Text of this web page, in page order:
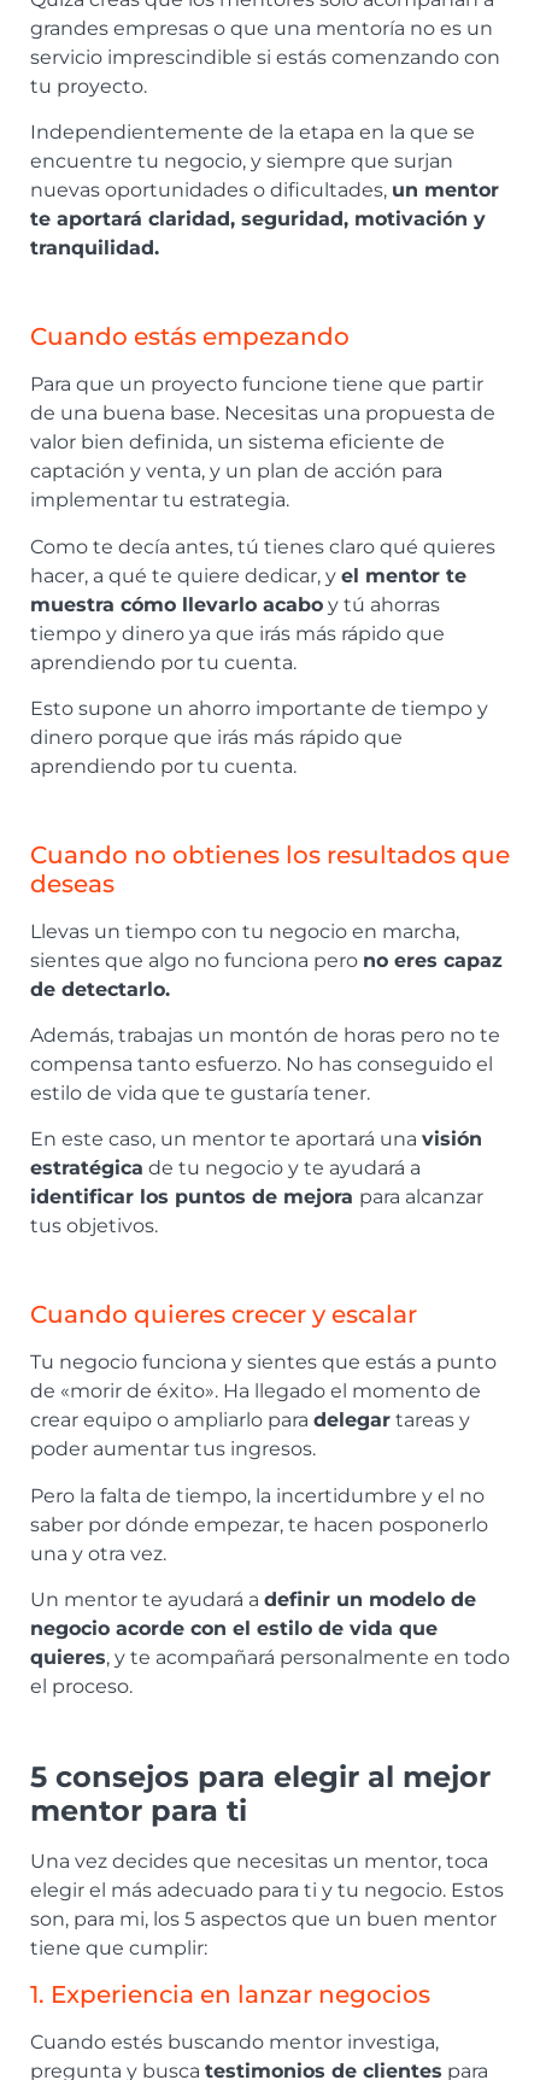
grandes empresas o que una mentoría no es un
servicio imprescindible si estás comenzando con
tu proyecto.
Independientemente de la etapa en la que se
encuentre tu negocio, y siempre que surjan
nuevas oportunidades o dificultades, un mentor
te aportará claridad, seguridad, motivación y
tranquilidad.
Cuando estás empezando
Para que un proyecto funcione tiene que partir
de una buena base. Necesitas una propuesta de
valor bien definida, un sistema eficiente de
captación y venta, y un plan de acción para
implementar tu estrategia.
Como te decía antes, tú tienes claro qué quieres
hacer, a qué te quiere dedicar, y el mentor te
muestra cómo llevarlo acabo y tú ahorras
tiempo y dinero ya que irás más rápido que
aprendiendo por tu cuenta.
Esto supone un ahorro importante de tiempo y
dinero porque que irás más rápido que
aprendiendo por tu cuenta.
Cuando no obtienes los resultados que
deseas
Llevas un tiempo con tu negocio en marcha,
sientes que algo no funciona pero no eres capaz
de detectarlo.
Además, trabajas un montón de horas pero no te
compensa tanto esfuerzo. No has conseguido el
estilo de vida que te gustaría tener.
En este caso, un mentor te aportará una visión
estratégica de tu negocio y te ayudará a
identificar los puntos de mejora para alcanzar
tus objetivos.
Cuando quieres crecer y escalar
Tu negocio funciona y sientes que estás a punto
de «morir de éxito». Ha llegado el momento de
crear equipo o ampliarlo para delegar tareas y
poder aumentar tus ingresos.
Pero la falta de tiempo, la incertidumbre y el no
saber por dónde empezar, te hacen posponerlo
una y otra vez.
Un mentor te ayudará a definir un modelo de
negocio acorde con el estilo de vida que
quieres, y te acompañará personalmente en todo
el proceso.
5 consejos para elegir al mejor
mentor para ti
Una vez decides que necesitas un mentor, toca
elegir el más adecuado para ti y tu negocio. Estos
son, para mi, los 5 aspectos que un buen mentor
tiene que cumplir:
1. Experiencia en lanzar negocios
Cuando estés buscando mentor investiga,
pregunta y busca testimonios de clientes para